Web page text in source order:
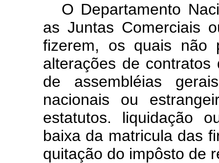
O Departamento
as Juntas Comerciais
fizerem, os quais não
alterações de
de assembléias
nacionais ou
estatutos. liquidação
baixa da matricula das
quitação do impôsto de